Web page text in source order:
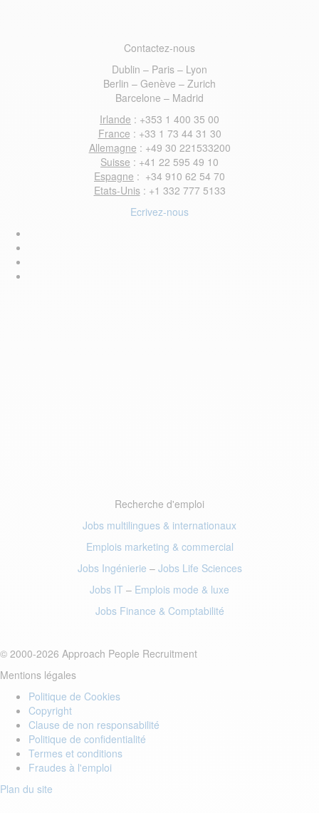
Contactez-nous
Dublin – Paris – Lyon
Berlin – Genève – Zurich
Barcelone – Madrid
Irlande : +353 1 400 35 00
France : +33 1 73 44 31 30
Allemagne : +49 30 221533200
Suisse : +41 22 595 49 10
Espagne : +34 910 62 54 70
Etats-Unis: +1 332 777 5133
Ecrivez-nous
Recherche d'emploi
Jobs multilingues & internationaux
Emplois marketing & commercial
Jobs Ingénierie – Jobs Life Sciences
Jobs IT – Emplois mode & luxe
Jobs Finance & Comptabilité
© 2000-2026 Approach People Recruitment
Mentions légales
Politique de Cookies
Copyright
Clause de non responsabilité
Politique de confidentialité
Termes et conditions
Fraudes à l'emploi
Plan du site